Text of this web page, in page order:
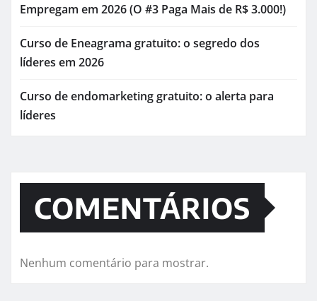
Empregam em 2026 (O #3 Paga Mais de R$ 3.000!)
Curso de Eneagrama gratuito: o segredo dos
líderes em 2026
Curso de endomarketing gratuito: o alerta para
líderes
COMENTÁRIOS
Nenhum comentário para mostrar.